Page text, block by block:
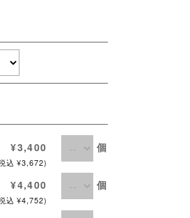
¥3,400
込 ¥3,672)
個
¥4,400
込 ¥4,752)
個